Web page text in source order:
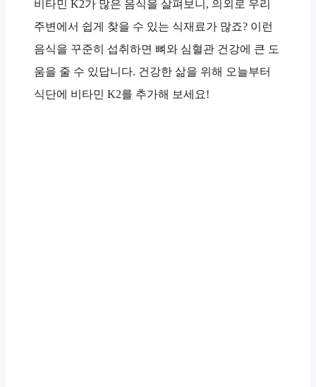
비타민 K2가 많은 음식을 살펴보니, 의외로 우리
주변에서 쉽게 찾을 수 있는 식재료가 많죠? 이런
음식을 꾸준히 섭취하면 뼈와 심혈관 건강에 큰 도
움을 줄 수 있답니다. 건강한 삶을 위해 오늘부터
식단에 비타민 K2를 추가해 보세요!